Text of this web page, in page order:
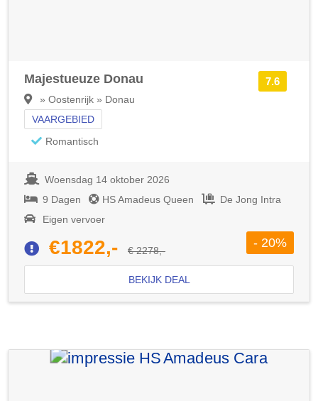
7.6
Majestueuze Donau
» Oostenrijk » Donau
VAARGEBIED
Romantisch
Woensdag 14 oktober 2026
9 Dagen
HS Amadeus Queen
De Jong Intra
Eigen vervoer
€1822,- € 2278,-
- 20%
BEKIJK DEAL